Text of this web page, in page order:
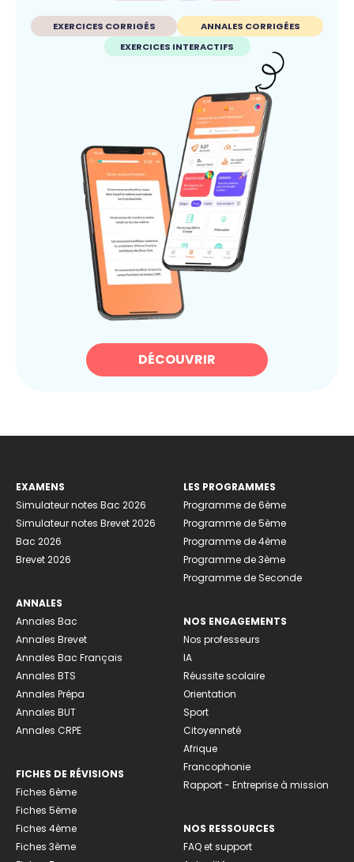
EXERCICES CORRIGÉS
ANNALES CORRIGÉES
EXERCICES INTERACTIFS
DÉCOUVRIR
EXAMENS
Simulateur notes Bac 2026
Simulateur notes Brevet 2026
Bac 2026
Brevet 2026
ANNALES
Annales Bac
Annales Brevet
Annales Bac Français
Annales BTS
Annales Prépa
Annales BUT
Annales CRPE
FICHES DE RÉVISIONS
Fiches 6ème
Fiches 5ème
Fiches 4ème
Fiches 3ème
LES PROGRAMMES
Programme de 6ème
Programme de 5ème
Programme de 4ème
Programme de 3ème
Programme de Seconde
NOS ENGAGEMENTS
Nos professeurs
IA
Réussite scolaire
Orientation
Sport
Citoyenneté
Afrique
Francophonie
Rapport - Entreprise à mission
NOS RESSOURCES
FAQ et support